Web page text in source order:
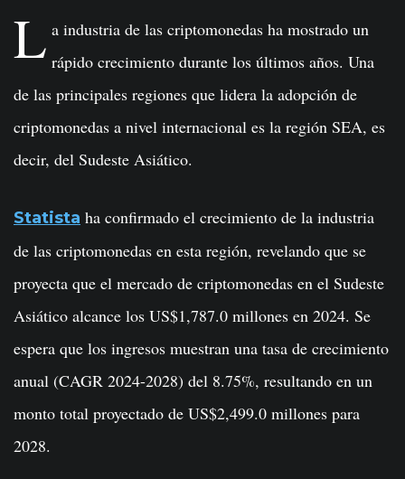
L a industria de las criptomonedas ha mostrado un
rápido crecimiento durante los últimos años. Una
de las principales regiones que lidera la adopción de
criptomonedas a nivel internacional es la región SEA, es
decir, del Sudeste Asiático.
Statista ha confirmado el crecimiento de la industria
de las criptomonedas en esta región, revelando que se
proyecta que el mercado de criptomonedas en el Sudeste
Asiático alcance los US$1,787.0 millones en 2024. Se
espera que los ingresos muestran una tasa de crecimiento
anual (CAGR 2024-2028) del 8.75%, resultando en un
monto total proyectado de US$2,499.0 millones para
2028.